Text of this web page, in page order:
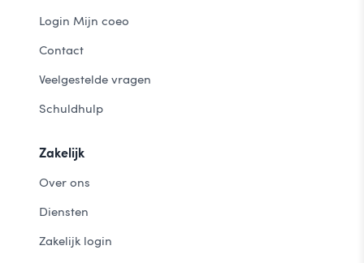
Login Mijn coeo
Contact
Veelgestelde vragen
Schuldhulp
Zakelijk
Over ons
Diensten
Zakelijk login